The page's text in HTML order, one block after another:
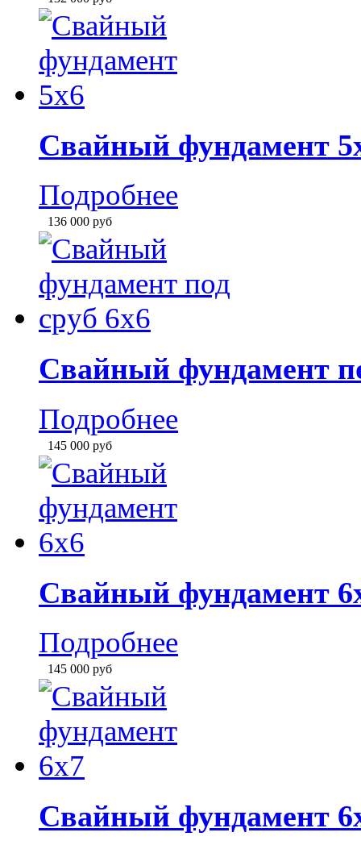
Свайный фундамент
Подробнее
145 000 руб
Свайный фундамент
Подробнее
145 000 руб
Свайный фундамент
Подробнее
179 000 руб